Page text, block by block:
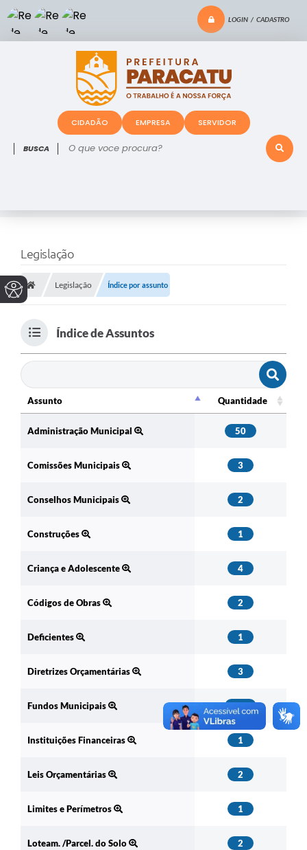
LOGIN / CADASTRO
O que voce procura?
CIDADÃO EMPRESA SERVIDOR
Legislação
Legislação Índice por assunto
Índice de Assuntos
Assunto
Quantidade
Administração Municipal
50
Comissões Municipais 3
Conselhos Municipais 2
Construções 1
Criança e Adolescente 4
Códigos de Obras 2
Deficientes 1
Diretrizes Orçamentárias 3
Fundos Municipais 10
Instituições Financeiras 1
Leis Orçamentárias 2
Limites e Perímetros 1
Loteam. /Parcel. do Solo 2